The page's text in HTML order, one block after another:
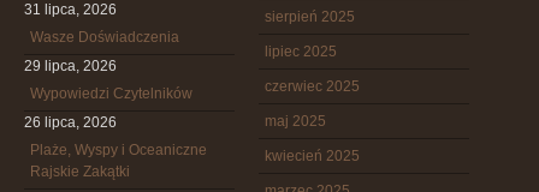
31 lipca, 2026
Wasze Doświadczenia
29 lipca, 2026
Wypowiedzi Czytelników
26 lipca, 2026
Plaże, Wyspy i Oceaniczne
Rajskie Zakątki
sierpień 2025
lipiec 2025
czerwiec 2025
maj 2025
kwiecień 2025